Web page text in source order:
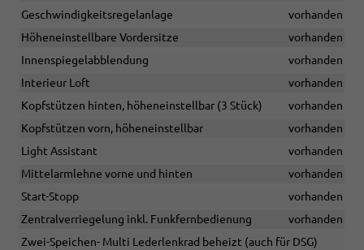
Geschwindigkeitsregelanlage
vorhanden
Höheneinstellbare Vordersitze
vorhanden
Innenspiegelabblendung
vorhanden
Interieur Loft
vorhanden
Kopfstützen hinten, höheneinstellbar (3 Stück)
vorhanden
Kopfstützen vorn, höheneinstellbar
vorhanden
Light Assistant
vorhanden
Mittelarmlehne vorne und hinten
vorhanden
Start-Stopp
vorhanden
Zentralverriegelung inkl. Funkfernbedienung
vorhanden
Zwei-Speichen- Multi Lederlenkrad beheizt (auch für DSG)